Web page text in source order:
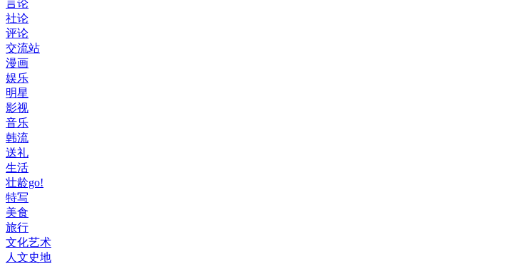
言论
社论
评论
交流站
漫画
娱乐
明星
影视
音乐
韩流
送礼
生活
壮龄go!
特写
美食
旅行
文化艺术
人文史地